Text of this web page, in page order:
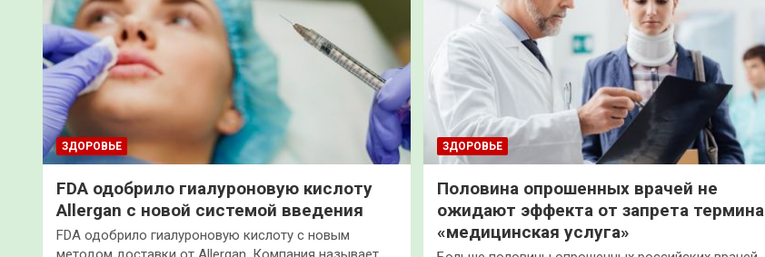
ЗДОРОВЬЕ
FDA одобрило гиалуроновую кислоту
Allergan с новой системой введения
FDA одобрило гиалуроновую кислоту с новым
ЗДОРОВЬЕ
Половина опрошенных врачей не
ожидают эффекта от запрета термина
«медицинская услуга»